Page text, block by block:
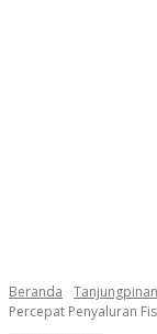
Beranda
Percepat Penyaluran